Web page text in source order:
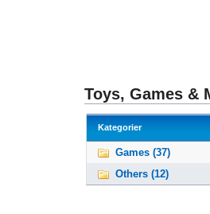
Toys, Games &
Kategorier
Games (37)
Others (12)